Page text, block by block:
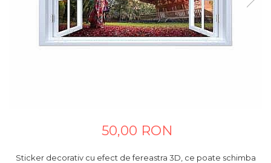
Tablouri canvas personalizate
50,00 RON
Sticker decorativ cu efect de fereastra 3D, ce poate schimba